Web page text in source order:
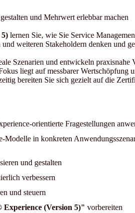
und Mehrwert erlebbar machen
lernen Sie, wie Sie Service
weiteren Stakeholdern denken und
Szenarien und entwickeln praxisnahe
liegt auf messbarer Wertschöpfung
bereiten Sie sich gezielt auf die
orientierte Fragestellungen
Modelle in konkreten
und gestalten
verbessern
und steuern
(Version 5)" vorbereiten